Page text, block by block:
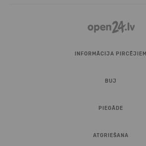
INFORMĀCIJA PIRCĒJIEM
BUJ
PIEGĀDE
ATGRIEŠANA